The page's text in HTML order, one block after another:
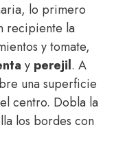
lo primero
recipiente la
y tomate,
y perejil. A
una superficie
centro. Dobla la
los bordes con